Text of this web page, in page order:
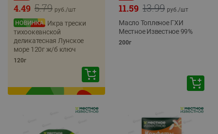
5.79
4.49 руб./шт
Икра трески
тихоокеанской
деликатесная Лунское
море 120г ж/б ключ
120г
13.99
11.59 руб./шт
Масло Топленое ГХИ
Местное Известное 99%
200г